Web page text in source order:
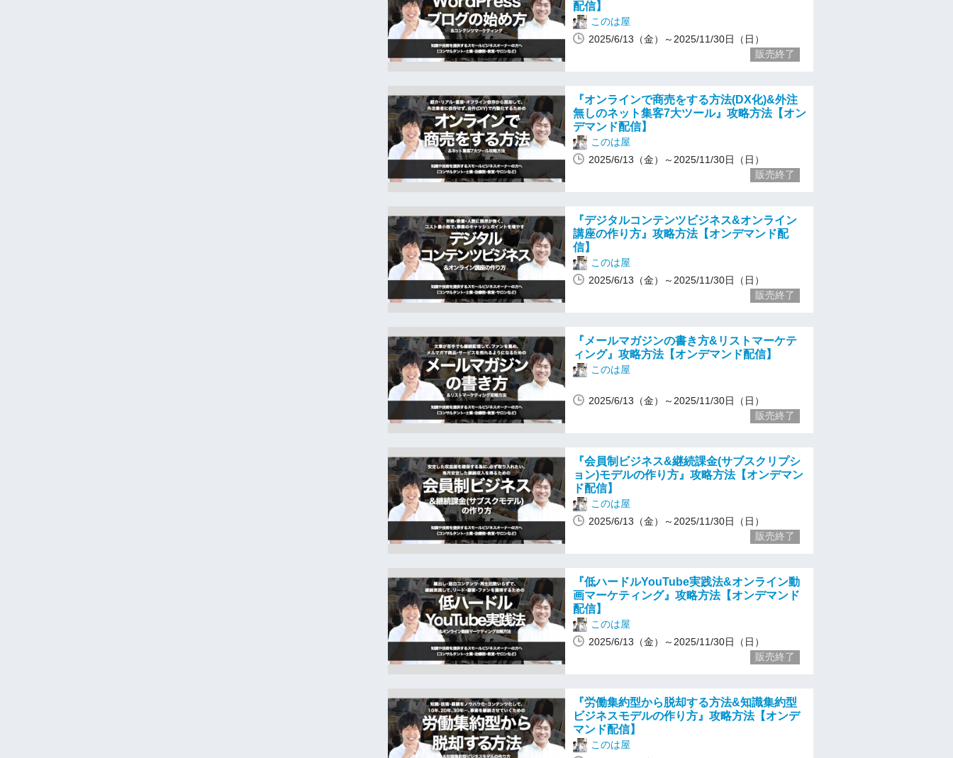
配信】
このは屋
2025/6/13（金）～2025/11/30日（日）
販売終了
『オンラインで商売をする方法(DX化)&外注
無しのネット集客7大ツール』攻略方法【オン
デマンド配信】
このは屋
2025/6/13（金）～2025/11/30日（日）
販売終了
『デジタルコンテンツビジネス&オンライン
講座の作り方』攻略方法【オンデマンド配
信】
このは屋
2025/6/13（金）～2025/11/30日（日）
販売終了
『メールマガジンの書き方&リストマーケテ
ィング』攻略方法【オンデマンド配信】
このは屋
2025/6/13（金）～2025/11/30日（日）
販売終了
『会員制ビジネス&継続課金(サブスクリプシ
ョン)モデルの作り方』攻略方法【オンデマン
ド配信】
このは屋
2025/6/13（金）～2025/11/30日（日）
販売終了
『低ハードルYouTube実践法&オンライン動
画マーケティング』攻略方法【オンデマンド
配信】
このは屋
2025/6/13（金）～2025/11/30日（日）
販売終了
『労働集約型から脱却する方法&知識集約型
ビジネスモデルの作り方』攻略方法【オンデ
マンド配信】
このは屋